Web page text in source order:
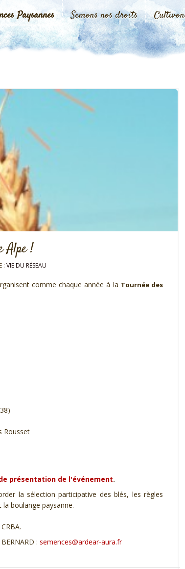
Paysannes Semons nos droits
Alpe !
: VIE DU RÉSEAU
comme chaque année à la Tournée des
Rousset
présentation de l'événement.
la sélection participative des blés, les règles
boulange paysanne.
: semences@ardear-aura.fr